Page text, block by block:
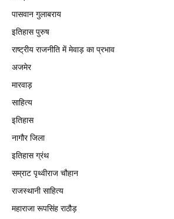
पासवान गुलाबराय
इतिहास पुरुष
राष्ट्रीय राजनीति में मेवाड़ का प्रभाव
अजमेर
मारवाड़
साहित्य
इतिहास
नागौर जिला
इतिहास ग्रंथ
सम्राट पृथ्वीराज चौहान
राजस्थानी साहित्य
महाराजा रूपसिंह राठौड़